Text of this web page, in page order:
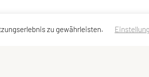
zu gewährleisten.